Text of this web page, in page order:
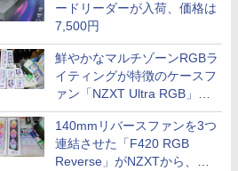
ードリーダーが入荷、価格は
7,500円
鮮やかなマルチゾーンRGBラ
イティングが特徴のケースフ
ァン「NZXT Ultra RGB」が
発売、計8製品
140mmリバースファンを3つ
連結させた「F420 RGB
Reverse」がNZXTから、単